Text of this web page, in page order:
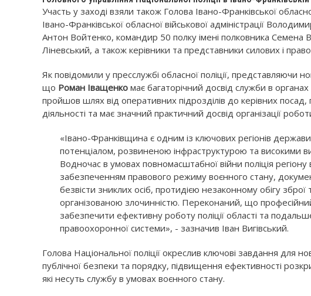
Участь у заході взяли також Голова Івано-Франківської
Івано-Франківської обласної військової адміністрації
Антон Войтенко, командир 50 полку імені полковника Семена
Ліневський, а також керівники та представники силових і
Як повідомили у пресслужбі обласної поліції, представляючи
що Роман Іващенко має багаторічний досвід служби в органах
пройшов шлях від оперативних підрозділів до керівних
діяльності та має значний практичний досвід організації
«Івано-Франківщина є одним із ключових регіонів
потенціалом, розвиненою інфраструктурою та високими
Водночас в умовах повномасштабної війни поліція
забезпеченням правового режиму воєнного стану,
безвісти зниклих осіб, протидією незаконному обігу
організованою злочинністю. Переконаний, що
забезпечити ефективну роботу поліції області та
правоохоронної системи», - зазначив Іван Вигівський.
Голова Національної поліції окреслив ключові завдання для
публічної безпеки та порядку, підвищення ефективності
які несуть службу в умовах воєнного стану.